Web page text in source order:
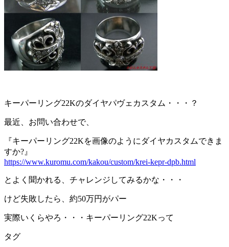
キーパーリング22Kのダイヤパヴェカスタム・・・？
最近、お問い合わせで、
『キーパーリング22Kを画像のようにダイヤカスタムできま
すか?』
https://www.kuromu.com/kakou/custom/krei-kepr-dpb.html
とよく聞かれる、チャレンジしてみるかな・・・
けど失敗したら、約50万円がパー
実際いくらやろ・・・キーパーリング22Kって
タグ